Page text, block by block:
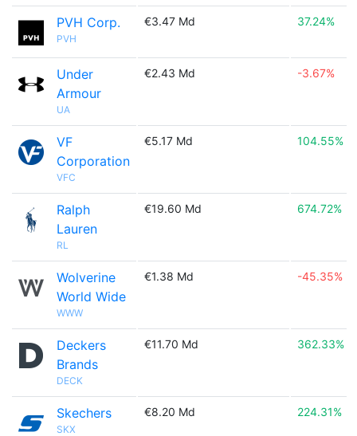
PVH Corp.
PVH
€3.47 Md 37.24%
Under
Armour
UA
€2.43 Md -3.67%
VF
Corporation
VFC
€5.17 Md 104.55%
Ralph
Lauren
RL
€19.60 Md 674.72%
Wolverine
World Wide
WWW
€1.38 Md -45.35%
Deckers
Brands
DECK
€11.70 Md 362.33%
Skechers
SKX
€8.20 Md 224.31%